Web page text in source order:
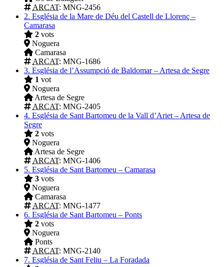
ARCAT: MNG-2456
2. Església de la Mare de Déu del Castell de Llorenç –
Camarasa
2 vots
Noguera
Camarasa
ARCAT: MNG-1686
3. Església de l’Assumpció de Baldomar – Artesa de Segre
1 vot
Noguera
Artesa de Segre
ARCAT: MNG-2405
4. Església de Sant Bartomeu de la Vall d’Ariet – Artesa de
Segre
2 vots
Noguera
Artesa de Segre
ARCAT: MNG-1406
5. Església de Sant Bartomeu – Camarasa
3 vots
Noguera
Camarasa
ARCAT: MNG-1477
6. Església de Sant Bartomeu – Ponts
2 vots
Noguera
Ponts
ARCAT: MNG-2140
7. Església de Sant Feliu – La Foradada